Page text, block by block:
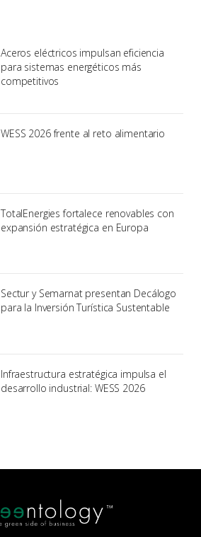
Aceros eléctricos impulsan eficiencia
para sistemas energéticos más
competitivos
WESS 2026 frente al reto alimentario
TotalEnergies fortalece renovables con
expansión estratégica en Europa
Sectur y Semarnat presentan Decálogo
para la Inversión Turística Sustentable
Infraestructura estratégica impulsa el
desarrollo industrial: WESS 2026